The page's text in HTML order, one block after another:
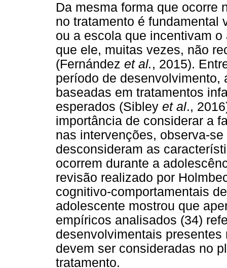
Da mesma forma que ocorre
no tratamento é fundamental
ou a escola que incentivam
que ele, muitas vezes, não
(Fernández et al., 2015).
período de
baseadas em tratamentos
esperados (Sibley et al.,
importância de considerar a
nas intervenções, observa-
desconsideram as
ocorrem durante a
revisão realizado por
cognitivo-comportamentais
adolescente mostrou que
empíricos analisados (34)
desenvolvimentais
devem ser consideradas no
tratamento.